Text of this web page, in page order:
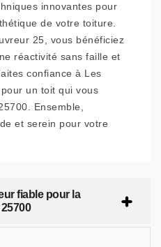
innovantes pour
de votre toiture.
25, vous bénéficiez
réactivité sans faille et
confiance à Les
un toit qui vous
Ensemble,
et serein pour votre
fiable pour la